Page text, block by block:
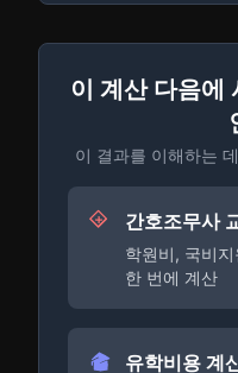
이 계산 다음에
이 결과를 이해하는
간호조무사
학원비, 국비
한 번에 계산
유학비용 계